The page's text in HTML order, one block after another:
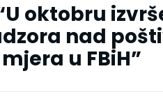
U oktobru
nad
u FBiH”